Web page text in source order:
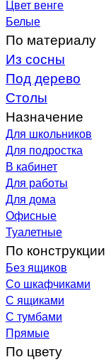
Цвет венге
Белые
По материалу
Из сосны
Под дерево
Столы
Назначение
Для школьников
Для подростка
В кабинет
Для работы
Для дома
Офисные
Туалетные
По конструкции
Без ящиков
Со шкафчиками
С ящиками
С тумбами
Прямые
По цвету